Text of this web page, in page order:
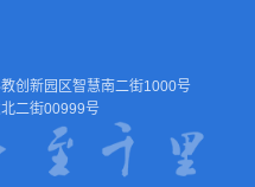
创新园区智慧南二街1000号
二街00999号